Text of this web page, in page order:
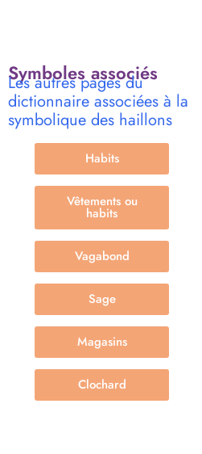
Symboles associés
Les autres pages du
dictionnaire associées à la
symbolique des haillons
Habits
Vêtements ou
habits
Vagabond
Sage
Magasins
Clochard